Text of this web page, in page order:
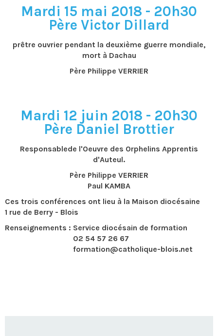
Mardi 15 mai 2018 - 20h30
Père Victor Dillard
prêtre ouvrier pendant la deuxième guerre mondiale,
mort à Dachau
Père Philippe VERRIER
Mardi 12 juin 2018 - 20h30
Père Daniel Brottier
Responsablede l'Oeuvre des Orphelins Apprentis
d'Auteul.
Père Philippe VERRIER
Paul KAMBA
Ces trois conférences ont lieu à la Maison diocésaine
1 rue de Berry - Blois
Renseignements : Service diocésain de formation
02 54 57 26 67
formation@catholique-blois.net